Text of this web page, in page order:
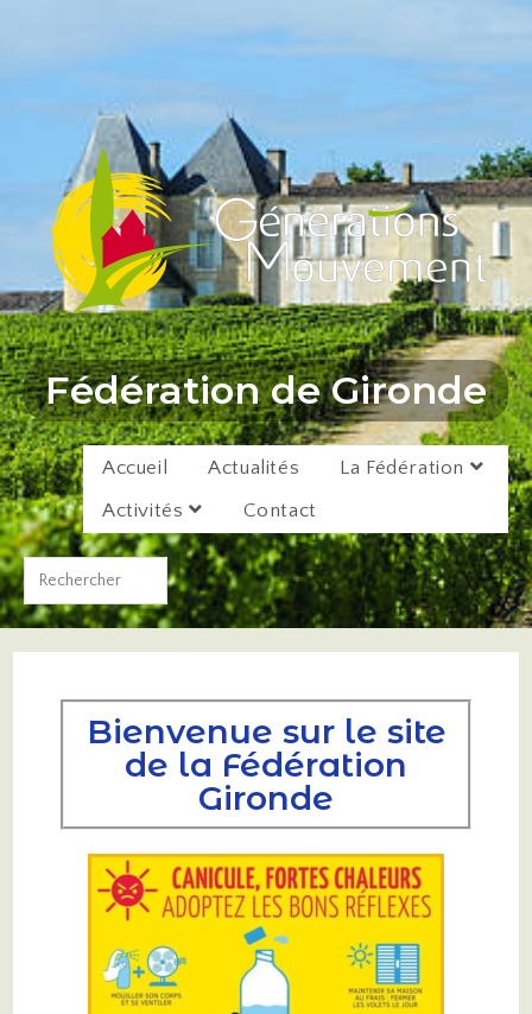
Fédération de Gironde
Accueil Actualités
La Fédération
Activités
Contact
Bienvenue sur le site
de la Fédération
Gironde